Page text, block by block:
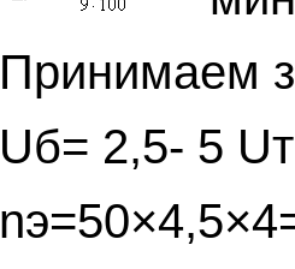
Принимаем
Uб= 2,5- 5